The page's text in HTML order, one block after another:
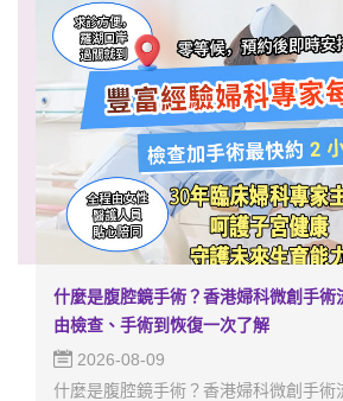
什麼是腹腔鏡手術？香港婦科微創手術
由檢查、手術到恢復一次了解
2026-08-09
什麼是腹腔鏡手術？香港婦科微創手術